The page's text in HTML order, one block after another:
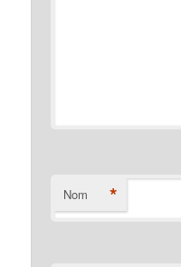
Nom *